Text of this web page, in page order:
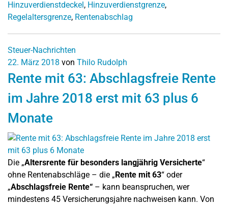
Hinzuverdienstdeckel, Hinzuverdienstgrenze,
Regelaltersgrenze, Rentenabschlag
Steuer-Nachrichten
22. März 2018 von Thilo Rudolph
Rente mit 63: Abschlagsfreie Rente
im Jahre 2018 erst mit 63 plus 6
Monate
Die „Altersrente für besonders langjährig Versicherte“
ohne Rentenabschläge – die „Rente mit 63“ oder
„Abschlagsfreie Rente“ – kann beanspruchen, wer
mindestens 45 Versicherungsjahre nachweisen kann. Von